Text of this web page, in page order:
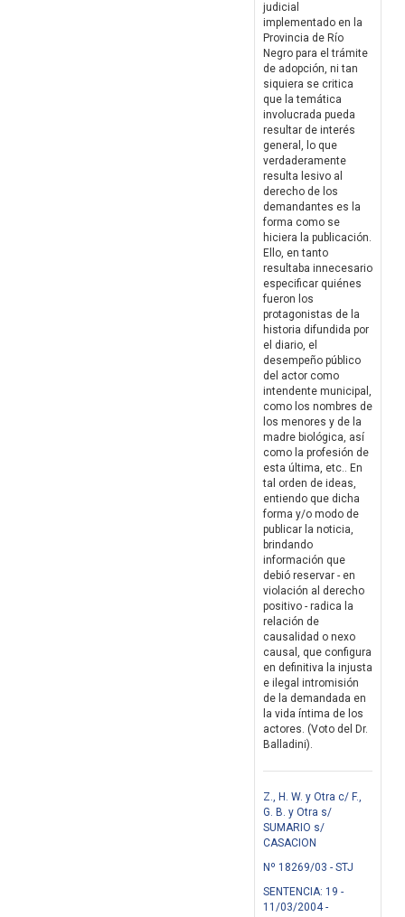
judicial
implementado en la
Provincia de Río
Negro para el trámite
de adopción, ni tan
siquiera se critica
que la temática
involucrada pueda
resultar de interés
general, lo que
verdaderamente
resulta lesivo al
derecho de los
demandantes es la
forma como se
hiciera la publicación.
Ello, en tanto
resultaba innecesario
especificar quiénes
fueron los
protagonistas de la
historia difundida por
el diario, el
desempeño público
del actor como
intendente municipal,
como los nombres de
los menores y de la
madre biológica, así
como la profesión de
esta última, etc.. En
tal orden de ideas,
entiendo que dicha
forma y/o modo de
publicar la noticia,
brindando
información que
debió reservar - en
violación al derecho
positivo - radica la
relación de
causalidad o nexo
causal, que configura
en definitiva la injusta
e ilegal intromisión
de la demandada en
la vida íntima de los
actores. (Voto del Dr.
Balladini).
Z., H. W. y Otra c/ F.,
G. B. y Otra s/
SUMARIO s/
CASACION
Nº 18269/03 - STJ
SENTENCIA: 19 -
11/03/2004 -